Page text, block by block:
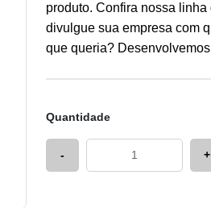
produto. Confira nossa
divulgue sua empresa com
que queria?
Quantidade
- +